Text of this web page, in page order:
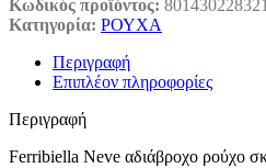
Κωδικός προϊόντος:
Κατηγορία: ΡΟΥΧΑ
Περιγραφή
Επιπλέον πληροφορίες
Περιγραφή
Ferribiella Neve αδιάβροχο ρούχο